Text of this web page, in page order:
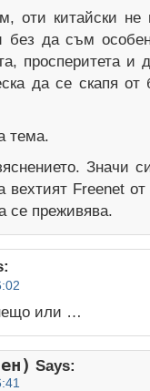
оти китайски не
да съм
просперитета и
да се скапя
тема.
Значи
вехтият Freenet
се преживява.
или …
Says: